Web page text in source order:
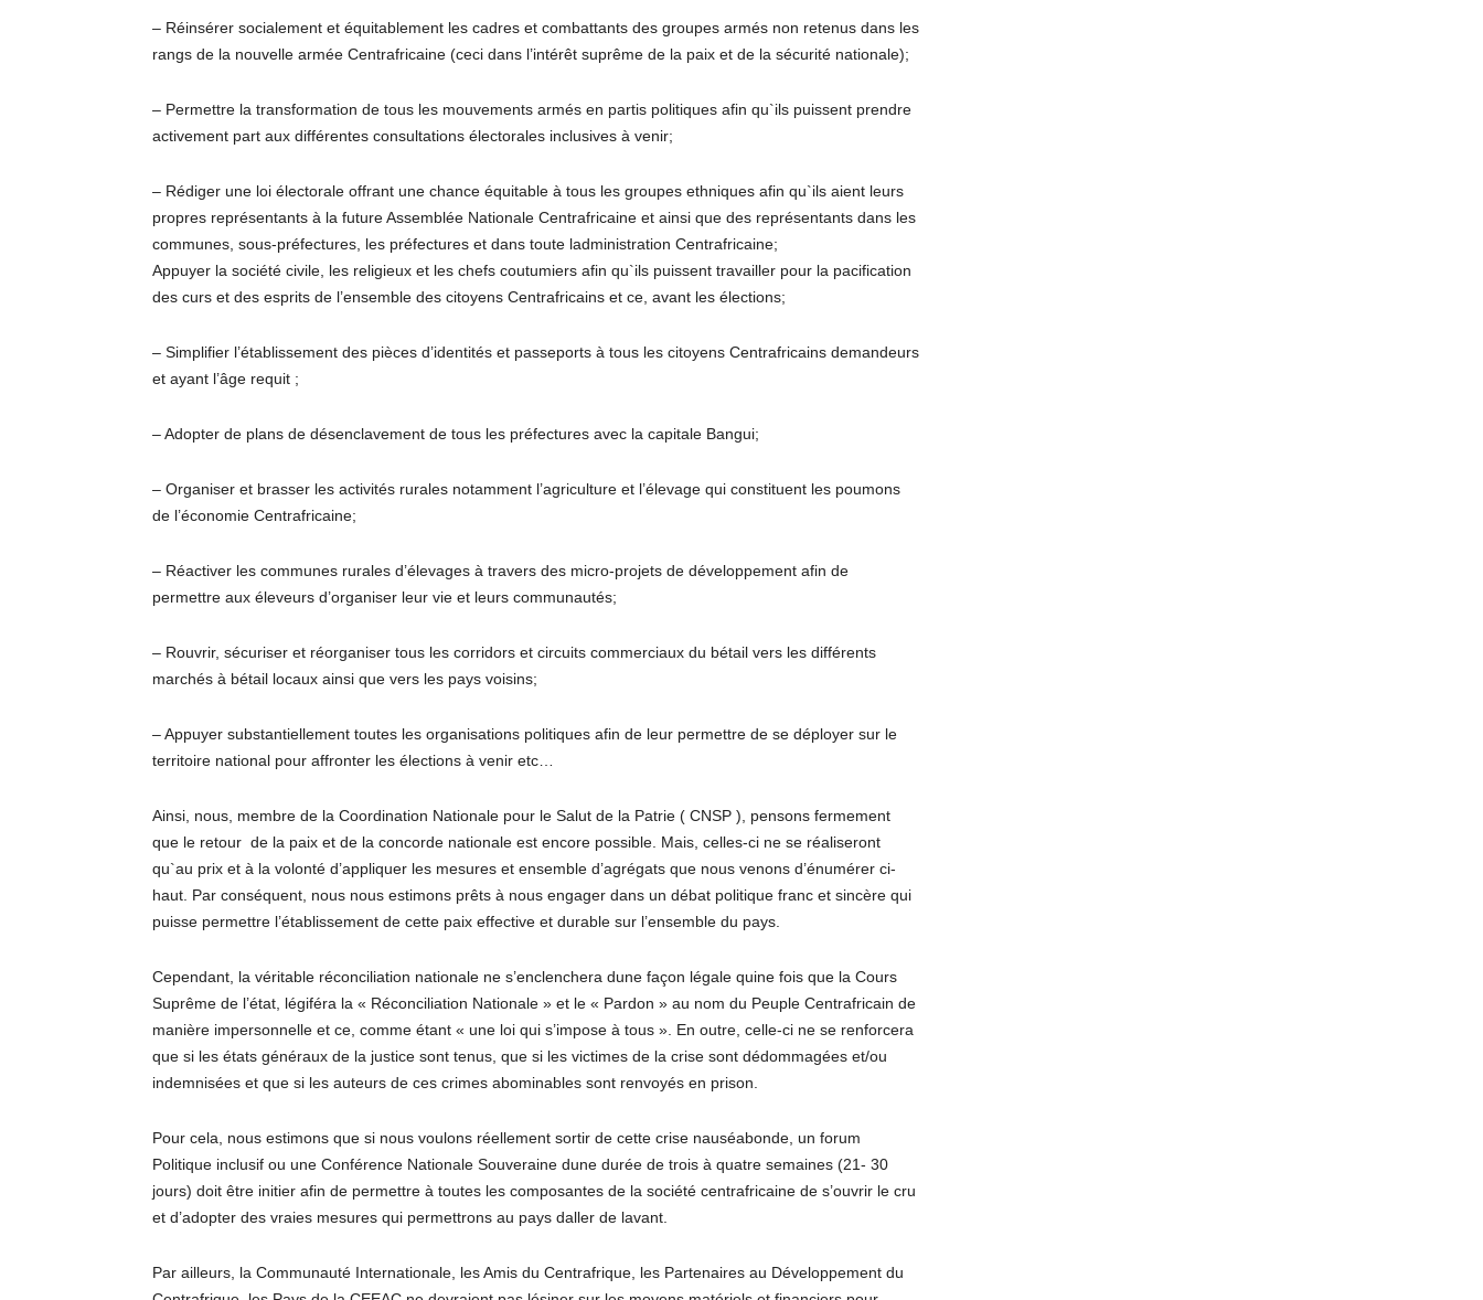
– Réinsérer socialement et équitablement les cadres et combattants des groupes armés non retenus dans les
rangs de la nouvelle armée Centrafricaine (ceci dans l’intérêt suprême de la paix et de la sécurité nationale);
– Permettre la transformation de tous les mouvements armés en partis politiques afin qu`ils puissent prendre
activement part aux différentes consultations électorales inclusives à venir;
– Rédiger une loi électorale offrant une chance équitable à tous les groupes ethniques afin qu`ils aient leurs
propres représentants à la future Assemblée Nationale Centrafricaine et ainsi que des représentants dans les
communes, sous-préfectures, les préfectures et dans toute ladministration Centrafricaine;
Appuyer la société civile, les religieux et les chefs coutumiers afin qu`ils puissent travailler pour la pacification
des curs et des esprits de l’ensemble des citoyens Centrafricains et ce, avant les élections;
– Simplifier l’établissement des pièces d’identités et passeports à tous les citoyens Centrafricains demandeurs
et ayant l’âge requit ;
– Adopter de plans de désenclavement de tous les préfectures avec la capitale Bangui;
– Organiser et brasser les activités rurales notamment l’agriculture et l’élevage qui constituent les poumons
de l’économie Centrafricaine;
– Réactiver les communes rurales d’élevages à travers des micro-projets de développement afin de
permettre aux éleveurs d’organiser leur vie et leurs communautés;
– Rouvrir, sécuriser et réorganiser tous les corridors et circuits commerciaux du bétail vers les différents
marchés à bétail locaux ainsi que vers les pays voisins;
– Appuyer substantiellement toutes les organisations politiques afin de leur permettre de se déployer sur le
territoire national pour affronter les élections à venir etc…
Ainsi, nous, membre de la Coordination Nationale pour le Salut de la Patrie ( CNSP ), pensons fermement
que le retour de la paix et de la concorde nationale est encore possible. Mais, celles-ci ne se réaliseront
qu`au prix et à la volonté d’appliquer les mesures et ensemble d’agrégats que nous venons d’énumérer ci-
haut. Par conséquent, nous nous estimons prêts à nous engager dans un débat politique franc et sincère qui
puisse permettre l’établissement de cette paix effective et durable sur l’ensemble du pays.
Cependant, la véritable réconciliation nationale ne s’enclenchera dune façon légale quine fois que la Cours
Suprême de l’état, légiféra la « Réconciliation Nationale » et le « Pardon » au nom du Peuple Centrafricain de
manière impersonnelle et ce, comme étant « une loi qui s’impose à tous ». En outre, celle-ci ne se renforcera
que si les états généraux de la justice sont tenus, que si les victimes de la crise sont dédommagées et/ou
indemnisées et que si les auteurs de ces crimes abominables sont renvoyés en prison.
Pour cela, nous estimons que si nous voulons réellement sortir de cette crise nauséabonde, un forum
Politique inclusif ou une Conférence Nationale Souveraine dune durée de trois à quatre semaines (21- 30
jours) doit être initier afin de permettre à toutes les composantes de la société centrafricaine de s’ouvrir le cru
et d’adopter des vraies mesures qui permettrons au pays daller de lavant.
Par ailleurs, la Communauté Internationale, les Amis du Centrafrique, les Partenaires au Développement du